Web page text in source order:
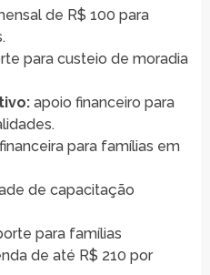
de R$ 100 para
para custeio de moradia
apoio financeiro para
para famílias em
de capacitação
para famílias
de até R$ 210 por